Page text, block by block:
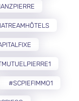
#SCPIEFIMMO1